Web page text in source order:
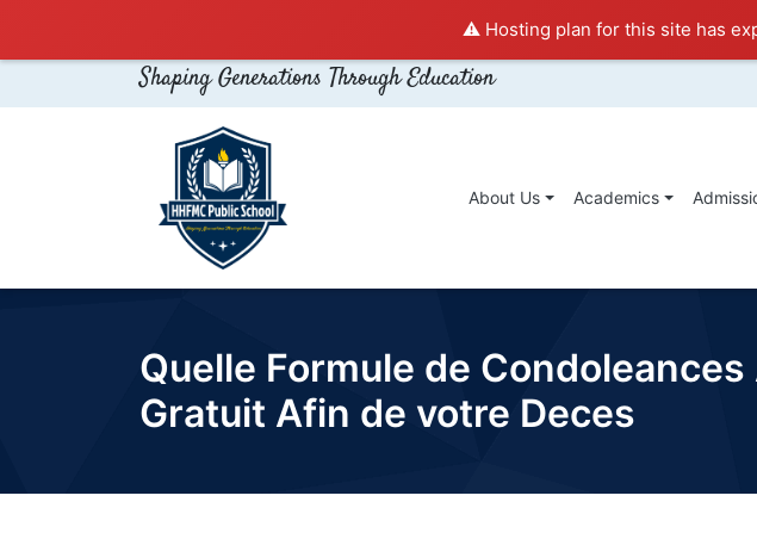
⚠️ Hosting plan for this site has
Shaping Generations Through Education
About Us Academics
Quelle Formule de
Gratuit Afin de votre Deces